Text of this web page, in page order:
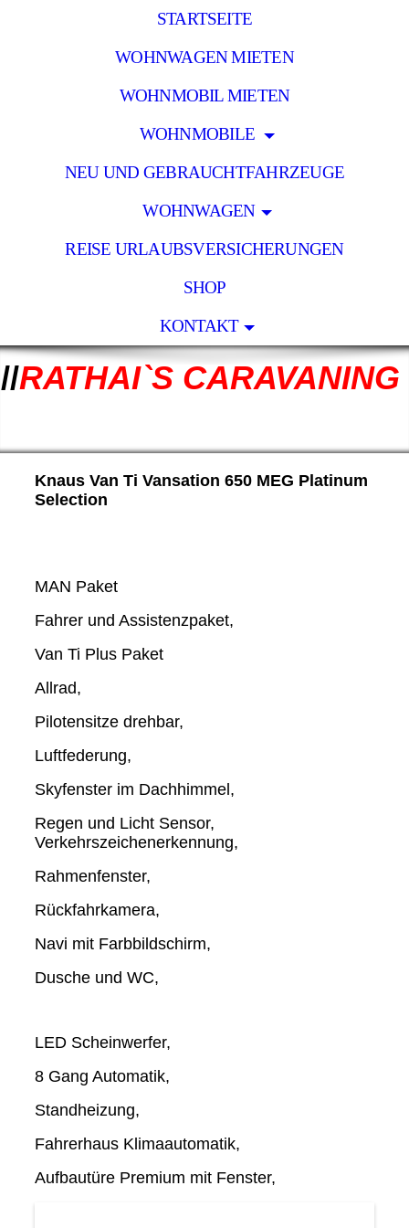
STARTSEITE
WOHNWAGEN MIETEN
WOHNMOBIL MIETEN
WOHNMOBILE
NEU UND GEBRAUCHTFAHRZEUGE
WOHNWAGEN
REISE URLAUBSVERSICHERUNGEN
SHOP
KONTAKT
//RATHAI`S CARAVANING
Knaus Van Ti Vansation 650 MEG Platinum
Selection
MAN Paket
Fahrer und Assistenzpaket,
Van Ti Plus Paket
Allrad,
Pilotensitze drehbar,
Luftfederung,
Skyfenster im Dachhimmel,
Regen und Licht Sensor,
Verkehrszeichenerkennung,
Rahmenfenster,
Rückfahrkamera,
Navi mit Farbbildschirm,
Dusche und WC,
LED Scheinwerfer,
8 Gang Automatik,
Standheizung,
Fahrerhaus Klimaautomatik,
Aufbautüre Premium mit Fenster,